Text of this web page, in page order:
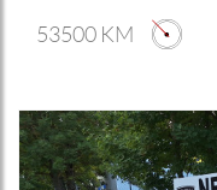
53500 KM